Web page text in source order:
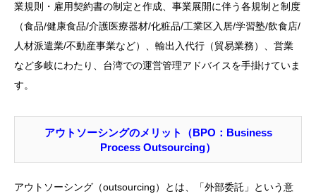
業規則・雇用契約書の制定と作成、事業展開に伴う各規制と制度
（食品/健康食品/介護医療器材/化粧品/工業区入居/学習塾/飲食店/
人材派遣業/不動産事業など）、輸出入代行（貿易業務）、営業
など多岐にわたり、台湾での運営管理アドバイスを手掛けていま
す。
アウトソーシングのメリット（BPO：Business
Process Outsourcing）
アウトソーシング（outsourcing）とは、「外部委託」という意